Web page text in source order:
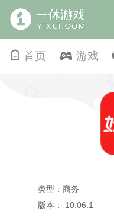
首页 游戏
类型：商务
版本： 10.06.1